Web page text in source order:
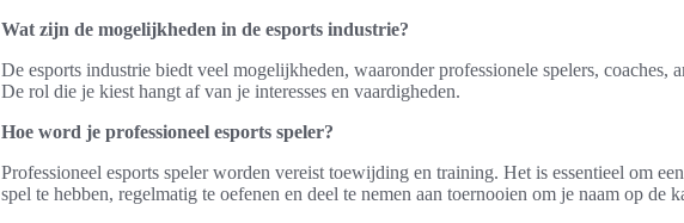
Wat zijn de mogelijkheden in de esports industrie?
De esports industrie biedt veel mogelijkheden, waaronder professionele spelers, coaches,
De rol die je kiest hangt af van je interesses en vaardigheden.
Hoe word je professioneel esports speler?
Professioneel esports speler worden vereist toewijding en training. Het is essentieel om
spel te hebben, regelmatig te oefenen en deel te nemen aan toernooien om je naam op de